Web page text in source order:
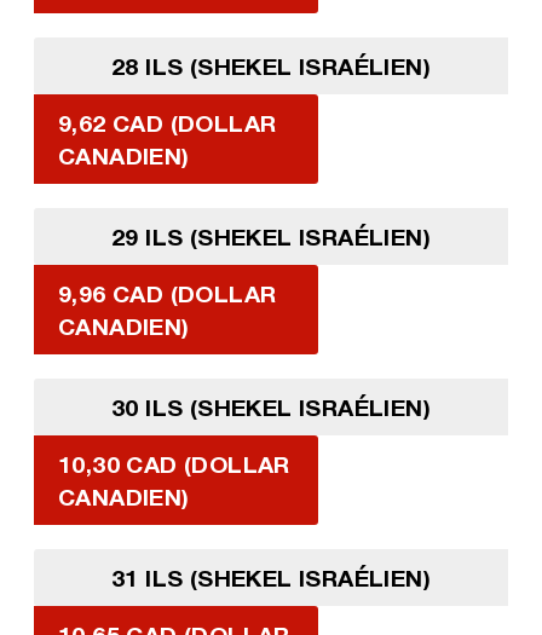
28 ILS (SHEKEL ISRAÉLIEN)
9,62 CAD (DOLLAR
CANADIEN)
29 ILS (SHEKEL ISRAÉLIEN)
9,96 CAD (DOLLAR
CANADIEN)
30 ILS (SHEKEL ISRAÉLIEN)
10,30 CAD (DOLLAR
CANADIEN)
31 ILS (SHEKEL ISRAÉLIEN)